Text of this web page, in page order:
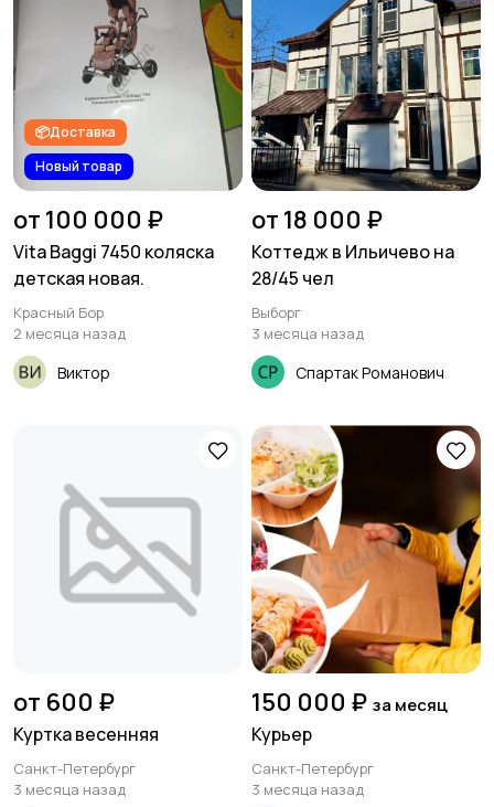
📦Доставка
Новый товар
от 100 000 ₽
Vita Baggi 7450 коляска
детская новая.
Красный Бор
2 месяца назад
Виктор
от 18 000 ₽
Коттедж в Ильичево на
28/45 чел
Выборг
3 месяца назад
Спартак Романович
от 600 ₽
Куртка весенняя
Санкт-Петербург
3 месяца назад
150 000 ₽ за месяц
Курьер
Санкт-Петербург
3 месяца назад